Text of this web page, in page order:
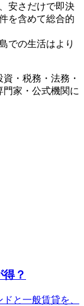
安さだけで即決
を含めて総合的
での生活はより
・税務・法務・
家・公式機関に
？
と一般賃貸を、